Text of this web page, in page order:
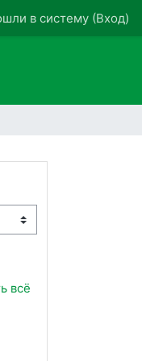
в систему (Вход)
всё